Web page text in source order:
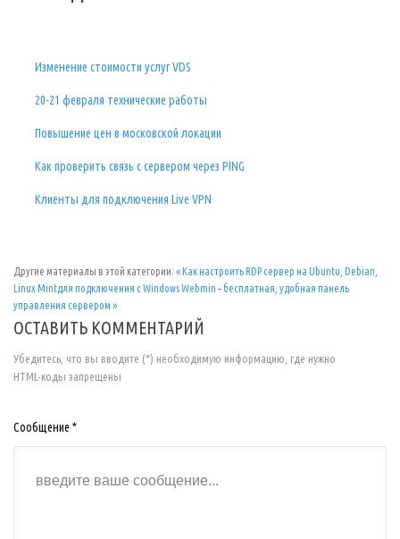
Изменение стоимости услуг VDS
20-21 февраля технические работы
Повышение цен в московской локации
Как проверить связь с сервером через PING
Клиенты для подключения Live VPN
Другие материалы в этой категории: « Как настроить RDP сервер на Ubuntu, Debian,
Linux Mintдля подключения с WindowsWebmin – бесплатная, удобная панель
управления сервером »
ОСТАВИТЬ КОММЕНТАРИЙ
Убедитесь, что вы вводите (*) необходимую информацию, где нужно
HTML-коды запрещены
Сообщение *